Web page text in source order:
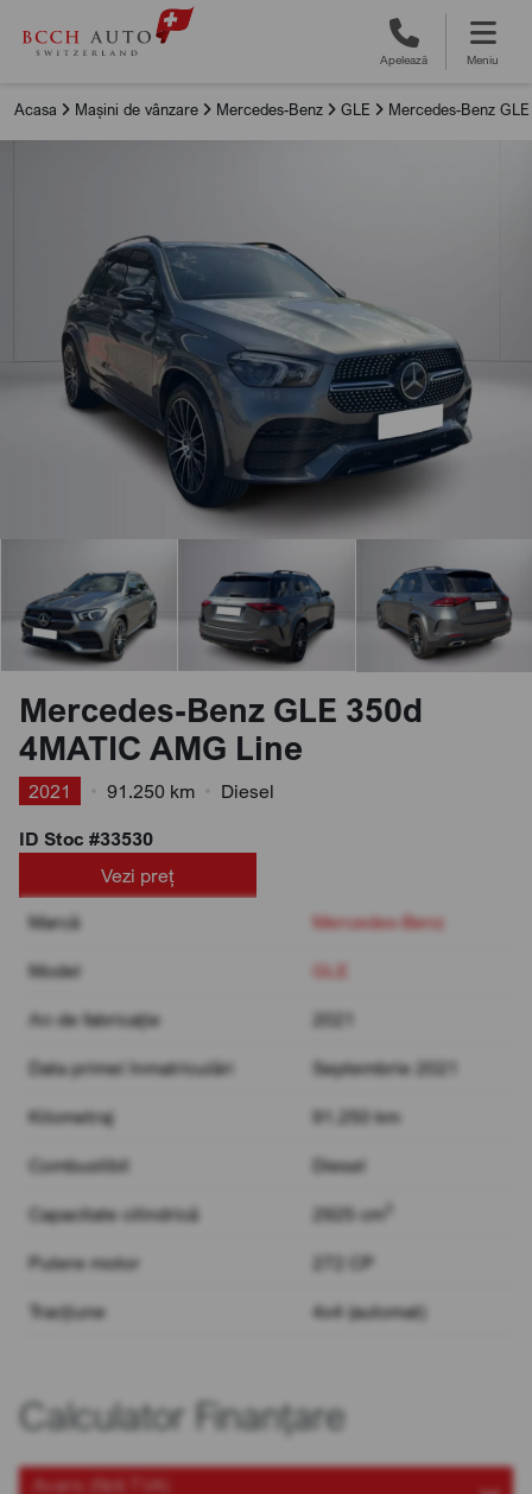
Apelează Meniu
Acasa Mașini de vânzare Mercedes-Benz GLE Mercedes-Benz
Mercedes-Benz GLE 350d
4MATIC AMG Line
2021 91.250 km
Diesel
ID Stoc #33530
Vezi preț
Marcă
Mercedes-Benz
Model GLE
An de fabricație 2021
Data primei înmatriculări Septembrie 2021
Kilometraj 91.250 km
Combustibil Diesel
Capacitate cilindrică 2925 cm
Putere motor 272 CP
Tracțiune 4x4 (automat)
Calculator Finanțare
Avans (fără TVA)